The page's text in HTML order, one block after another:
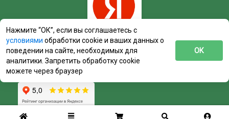
Нажмите “ОК”, если вы соглашаетесь с
условиями обработки cookie и ваших данных о
поведении на сайте, необходимых для
аналитики. Запретить обработку cookie
можете через браузер
ОК